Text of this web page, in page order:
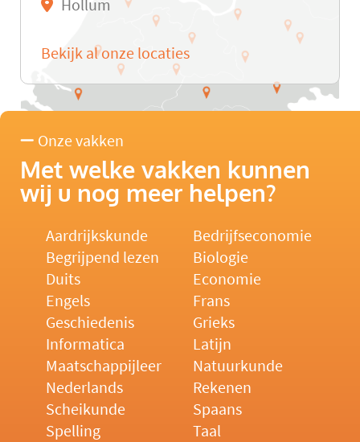
Hollum
Bekijk al onze locaties
Onze vakken
Met welke vakken kunnen
wij u nog meer helpen?
Aardrijkskunde
Bedrijfseconomie
Begrijpend lezen
Biologie
Duits
Economie
Engels
Frans
Geschiedenis
Grieks
Informatica
Latijn
Maatschappijleer
Natuurkunde
Nederlands
Rekenen
Scheikunde
Spaans
Spelling
Taal